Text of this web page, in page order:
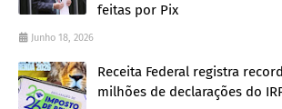
feitas por Pix
Junho 18, 2026
Receita Federal registra
milhões de declarações do